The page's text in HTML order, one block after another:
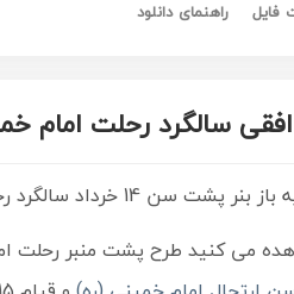
فایل راهنمای دانلود
سالگرد رحلت امام
خمینی (ره) و پوستر افقی تسلیت قیام خونین روز 15 خرداد
می کنید طرح پشت منبر رحلت